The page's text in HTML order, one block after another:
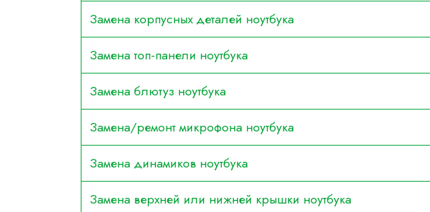
Замена корпусных деталей ноутбука
Замена топ-панели ноутбука
Замена блютуз ноутбука
Замена/ремонт микрофона ноутбука
Замена динамиков ноутбука
Замена верхней или нижней крышки ноутбука